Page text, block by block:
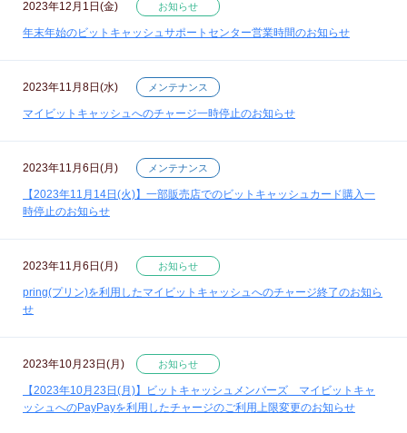
2023年12月1日(金) お知らせ
年末年始のビットキャッシュサポートセンター営業時間のお知らせ
2023年11月8日(水) メンテナンス
マイビットキャッシュへのチャージ一時停止のお知らせ
2023年11月6日(月) メンテナンス
【2023年11月14日(火)】一部販売店でのビットキャッシュカード購入一
時停止のお知らせ
2023年11月6日(月) お知らせ
pring(プリン)を利用したマイビットキャッシュへのチャージ終了のお知ら
せ
2023年10月23日(月) お知らせ
【2023年10月23日(月)】ビットキャッシュメンバーズ マイビットキャ
ッシュへのPayPayを利用したチャージのご利用上限変更のお知らせ